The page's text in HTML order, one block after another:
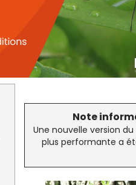
Note
Une nouvelle version
plus performante a